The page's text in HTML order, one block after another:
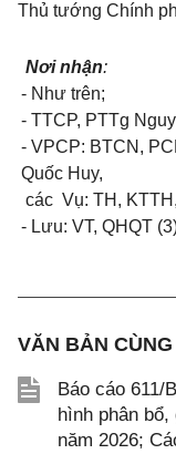
Thủ tướng Chính
Nơi nhận:
- Như trên;
- TTCP, PTTg
- VPCP: BTCN,
Quốc Huy,
các Vụ: TH,
- Lưu: VT, QHQT
VĂN BẢN
Báo cáo 611/
hình phân
năm 2026;